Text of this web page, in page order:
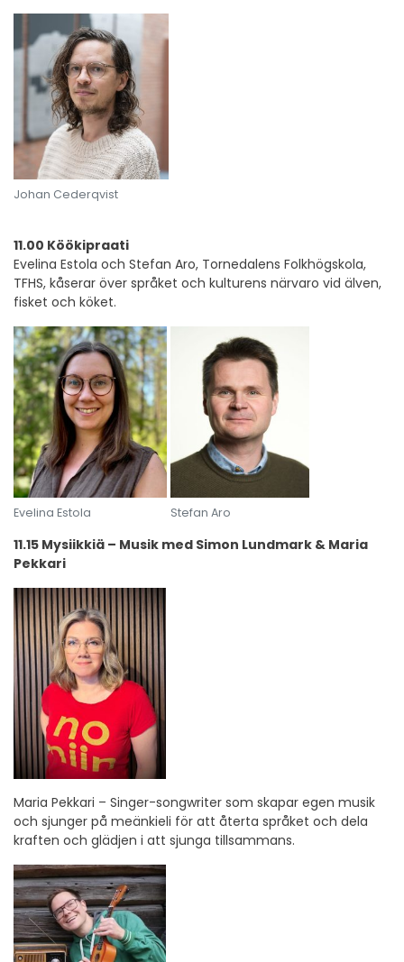
Johan Cederqvist
11.00 Köökipraati
Evelina Estola och Stefan Aro, Tornedalens Folkhögskola,
TFHS, kåserar över språket och kulturens närvaro vid älven,
fisket och köket.
Evelina Estola Stefan Aro
11.15 Mysiikkiä – Musik med Simon Lundmark & Maria
Pekkari
Maria Pekkari – Singer-songwriter som skapar egen musik
och sjunger på meänkieli för att återta språket och dela
kraften och glädjen i att sjunga tillsammans.